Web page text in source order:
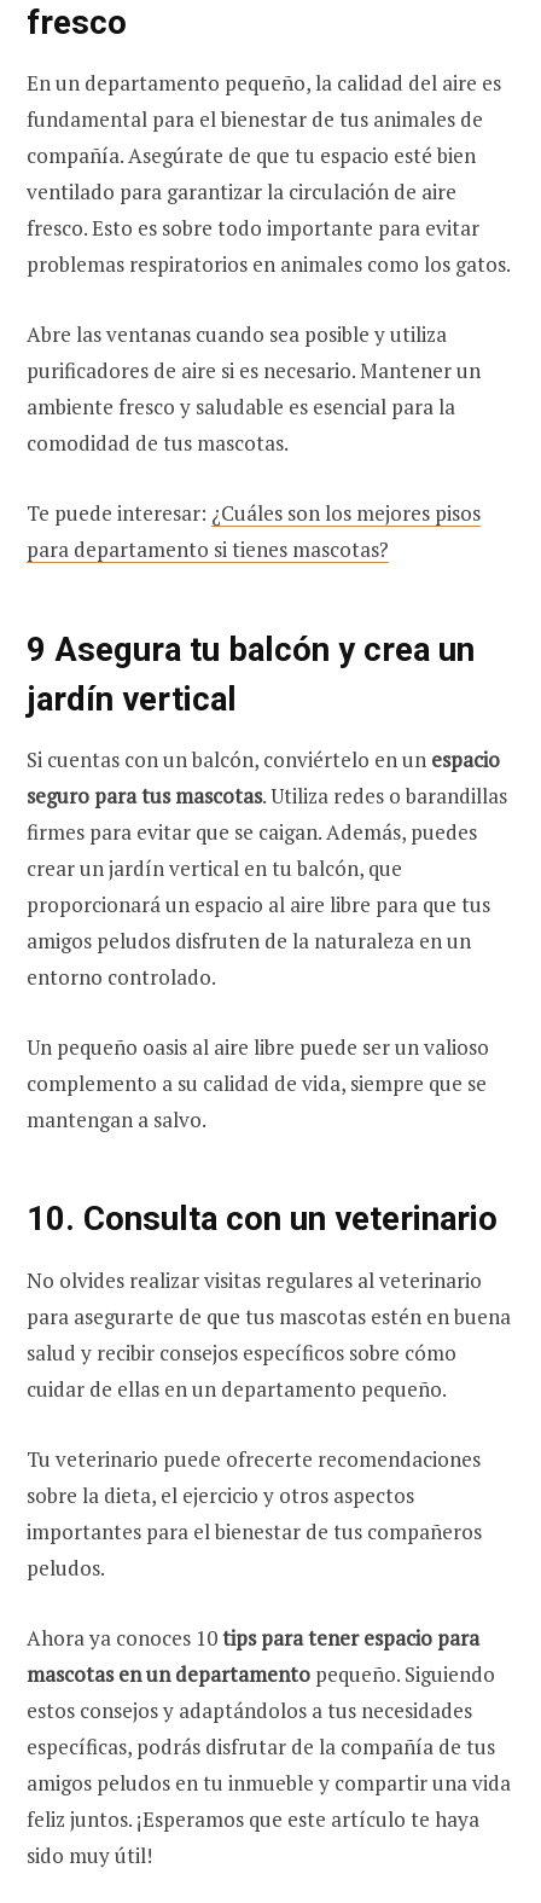
fresco
En un departamento pequeño, la calidad del aire es
fundamental para el bienestar de tus animales de
compañía. Asegúrate de que tu espacio esté bien
ventilado para garantizar la circulación de aire
fresco. Esto es sobre todo importante para evitar
problemas respiratorios en animales como los gatos.
Abre las ventanas cuando sea posible y utiliza
purificadores de aire si es necesario. Mantener un
ambiente fresco y saludable es esencial para la
comodidad de tus mascotas.
Te puede interesar: ¿Cuáles son los mejores pisos
para departamento si tienes mascotas?
9 Asegura tu balcón y crea un
jardín vertical
Si cuentas con un balcón, conviértelo en un espacio
seguro para tus mascotas. Utiliza redes o barandillas
firmes para evitar que se caigan. Además, puedes
crear un jardín vertical en tu balcón, que
proporcionará un espacio al aire libre para que tus
amigos peludos disfruten de la naturaleza en un
entorno controlado.
Un pequeño oasis al aire libre puede ser un valioso
complemento a su calidad de vida, siempre que se
mantengan a salvo.
10. Consulta con un veterinario
No olvides realizar visitas regulares al veterinario
para asegurarte de que tus mascotas estén en buena
salud y recibir consejos específicos sobre cómo
cuidar de ellas en un departamento pequeño.
Tu veterinario puede ofrecerte recomendaciones
sobre la dieta, el ejercicio y otros aspectos
importantes para el bienestar de tus compañeros
peludos.
Ahora ya conoces 10tips para tener espacio para
mascotas en un departamento pequeño. Siguiendo
estos consejos y adaptándolos a tus necesidades
específicas, podrás disfrutar de la compañía de tus
amigos peludos en tu inmueble y compartir una vida
feliz juntos. ¡Esperamos que este artículo te haya
sido muy útil!